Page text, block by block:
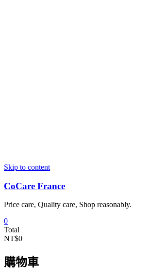
Skip to content
CoCare France
Price care, Quality care, Shop reasonably.
0
Total
NT$0
購物車